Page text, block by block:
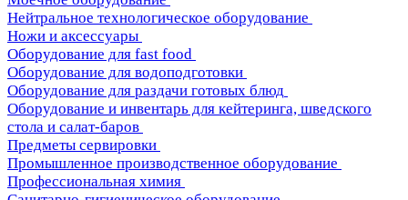
Нейтральное технологическое оборудование
Ножи и аксессуары
Оборудование для fast food
Оборудование для водоподготовки
Оборудование для раздачи готовых блюд
Оборудование и инвентарь для кейтеринга, шведского
стола и салат-баров
Предметы сервировки
Промышленное производственное оборудование
Профессиональная химия